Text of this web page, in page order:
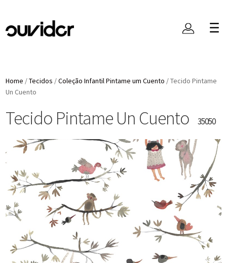
Home /Tecidos /Coleção Infantil Pintame um Cuento /Tecido Pintame
Un Cuento
Tecido Pintame Un Cuento 35050